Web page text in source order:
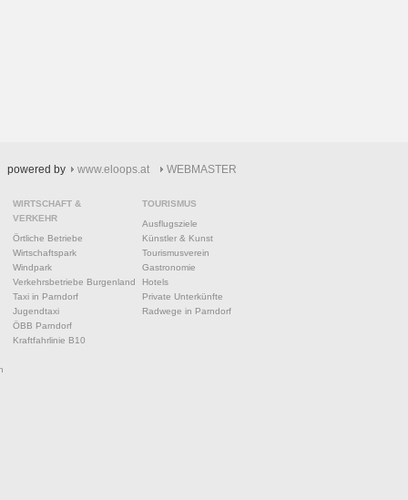
powered by www.eloops.at WEBMASTER
WIRTSCHAFT &
VERKEHR
Örtliche Betriebe
Wirtschaftspark
Windpark
Verkehrsbetriebe Burgenland
Taxi in Parndorf
Jugendtaxi
ÖBB Parndorf
Kraftfahrlinie B10
TOURISMUS
Ausflugsziele
Künstler & Kunst
Tourismusverein
Gastronomie
Hotels
Private Unterkünfte
Radwege in Parndorf